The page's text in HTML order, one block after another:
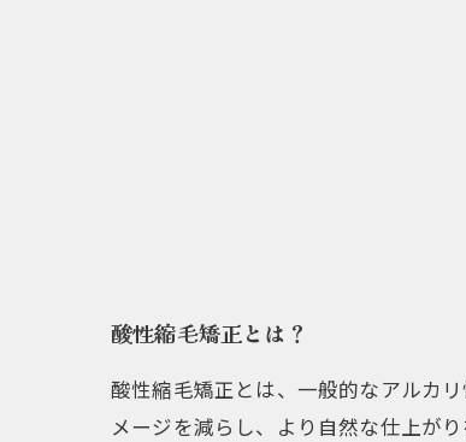
酸性縮毛矯正とは？
酸性縮毛矯正とは、一般的なアルカ
メージを減らし、より自然な仕上が